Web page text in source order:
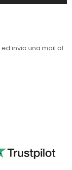
ed invia una mail al